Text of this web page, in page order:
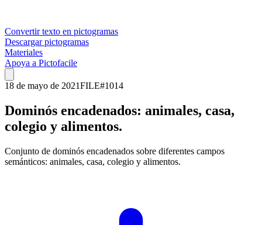
Convertir texto en pictogramas
Descargar pictogramas
Materiales
Apoya a Pictofacile
18 de mayo de 2021FILE#1014
Dominós encadenados: animales, casa,
colegio y alimentos.
Conjunto de dominós encadenados sobre diferentes campos
semánticos: animales, casa, colegio y alimentos.